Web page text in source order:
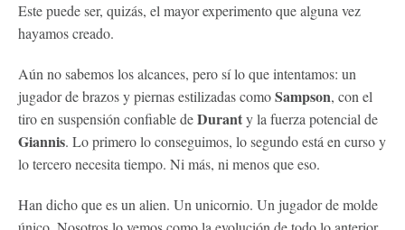
Este puede ser, quizás, el mayor experimento que alguna vez
hayamos creado.
Aún no sabemos los alcances, pero sí lo que intentamos: un
jugador de brazos y piernas estilizadas comoSampson, con el
tiro en suspensión confiable deDuranty la fuerza potencial de
Giannis. Lo primero lo conseguimos, lo segundo está en curso y
lo tercero necesita tiempo. Ni más, ni menos que eso.
Han dicho que es un alien. Un unicornio. Un jugador de molde